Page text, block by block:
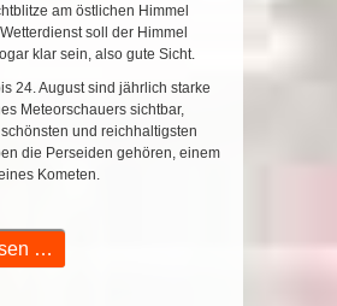
am östlichen Himmel
soll der Himmel
klar sein, also gute Sicht.
24. August sind jährlich starke
Meteorschauers sichtbar,
und reichhaltigsten
die Perseiden gehören, einem
Kometen.
…